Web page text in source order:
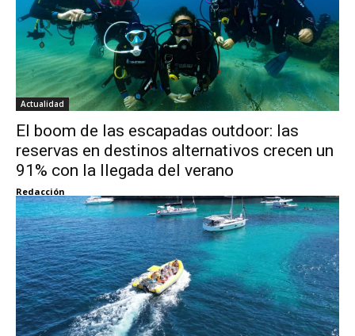
Actualidad
El boom de las escapadas outdoor: las
reservas en destinos alternativos crecen un
91% con la llegada del verano
Redacción